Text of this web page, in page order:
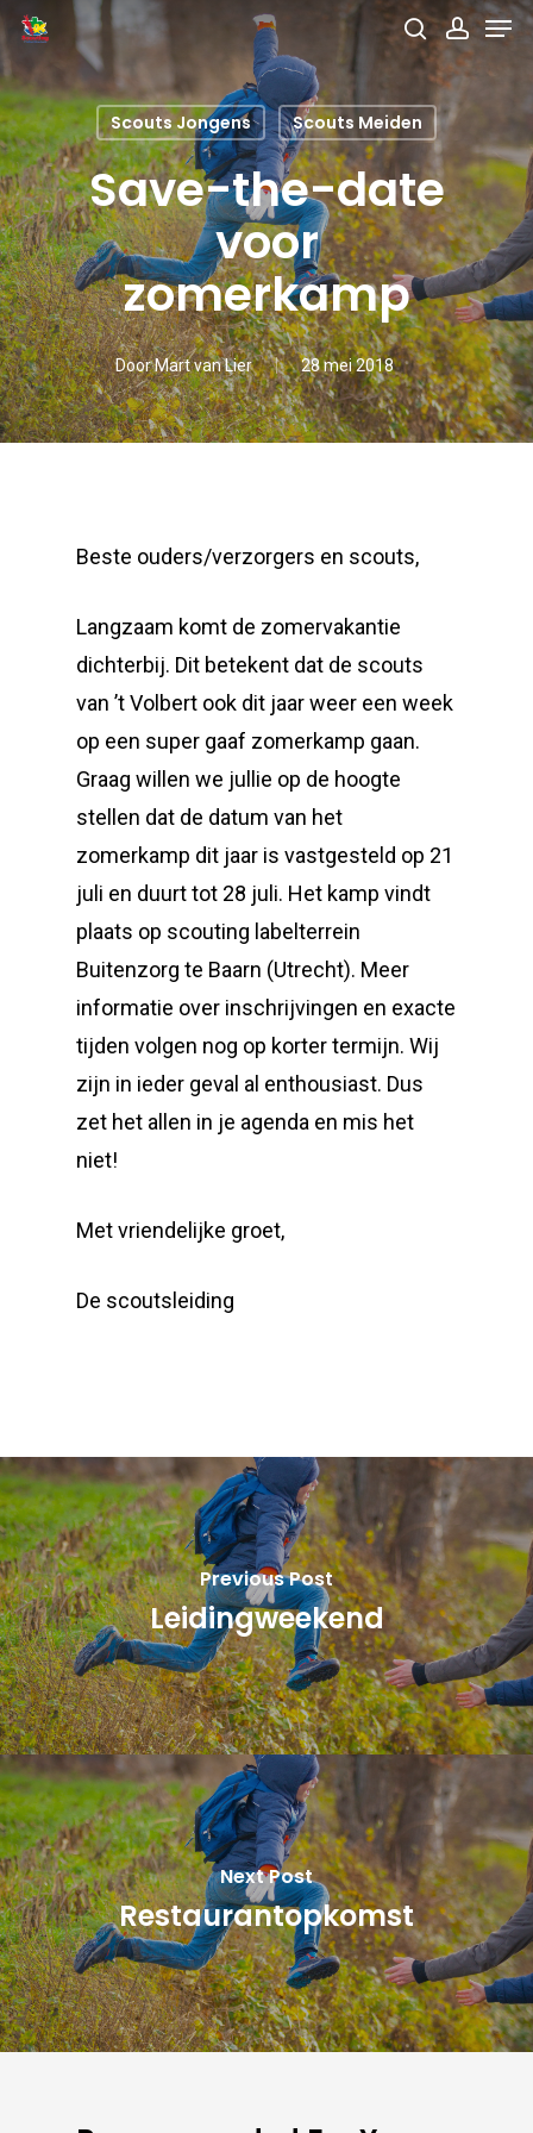
Skip
to
main
content
search
Scouts Jongens Scouts Meiden
Save-the-date
voor
zomerkamp
DoorMart van Lier 28 mei 2018
Beste ouders/verzorgers en scouts,
Langzaam komt de zomervakantie
dichterbij. Dit betekent dat de scouts
van ’t Volbert ook dit jaar weer een week
op een super gaaf zomerkamp gaan.
Graag willen we jullie op de hoogte
stellen dat de datum van het
zomerkamp dit jaar is vastgesteld op 21
juli en duurt tot 28 juli. Het kamp vindt
plaats op scouting labelterrein
Buitenzorg te Baarn (Utrecht). Meer
informatie over inschrijvingen en exacte
tijden volgen nog op korter termijn. Wij
zijn in ieder geval al enthousiast. Dus
zet het allen in je agenda en mis het
niet!
Met vriendelijke groet,
De scoutsleiding
Previous Post
Leidingweekend
Next Post
Restaurantopkomst